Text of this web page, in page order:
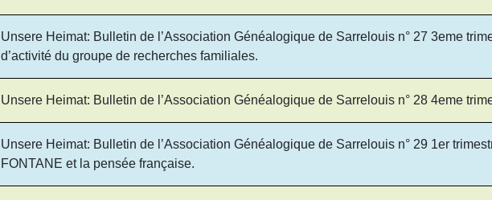
Unsere Heimat: Bulletin de l’Association Généalogique de Sarrelouis n° 27 3eme
d’activité du groupe de recherches familiales.
Unsere Heimat: Bulletin de l’Association Généalogique de Sarrelouis n° 28 4eme
Unsere Heimat: Bulletin de l’Association Généalogique de Sarrelouis n° 29 1er
FONTANE et la pensée française.